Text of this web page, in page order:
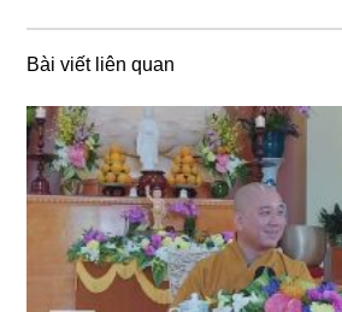
Bài viết liên quan